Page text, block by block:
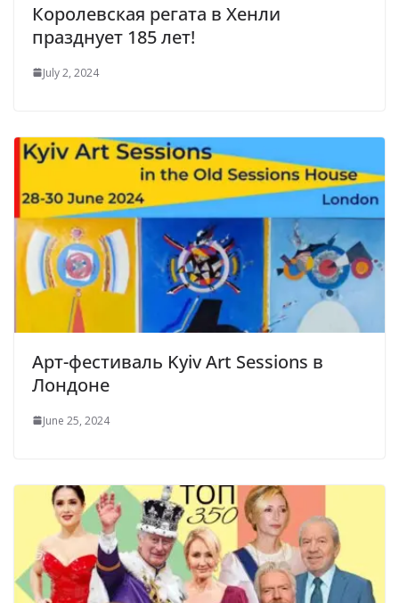
Королевская регата в Хенли
празднует 185 лет!
July 2, 2024
Арт-фестиваль Kyiv Art Sessions в
Лондоне
June 25, 2024